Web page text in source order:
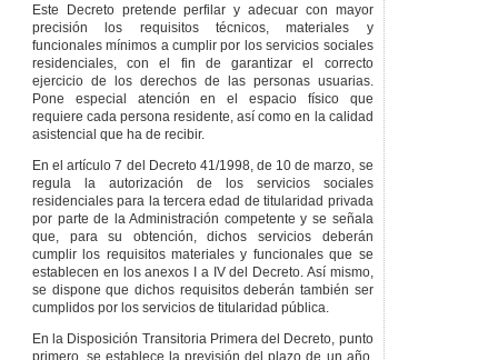
Este Decreto pretende perfilar y adecuar con mayor
precisión los requisitos técnicos, materiales y
funcionales mínimos a cumplir por los servicios sociales
residenciales, con el fin de garantizar el correcto
ejercicio de los derechos de las personas usuarias.
Pone especial atención en el espacio físico que
requiere cada persona residente, así como en la calidad
asistencial que ha de recibir.
En el artículo 7 del Decreto 41/1998, de 10 de marzo, se
regula la autorización de los servicios sociales
residenciales para la tercera edad de titularidad privada
por parte de la Administración competente y se señala
que, para su obtención, dichos servicios deberán
cumplir los requisitos materiales y funcionales que se
establecen en los anexos I a IV del Decreto. Así mismo,
se dispone que dichos requisitos deberán también ser
cumplidos por los servicios de titularidad pública.
En la Disposición Transitoria Primera del Decreto, punto
primero, se establece la previsión del plazo de un año,